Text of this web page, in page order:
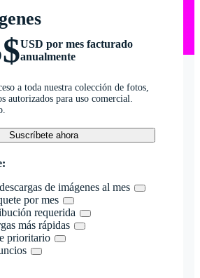
USD por mes facturado
anualmente
a toda nuestra colección de fotos,
autorizados para uso comercial.
Suscríbete ahora
de imágenes al mes
por mes
requerida
más rápidas
prioritario